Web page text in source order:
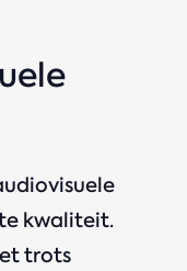
kwaliteit.
trots